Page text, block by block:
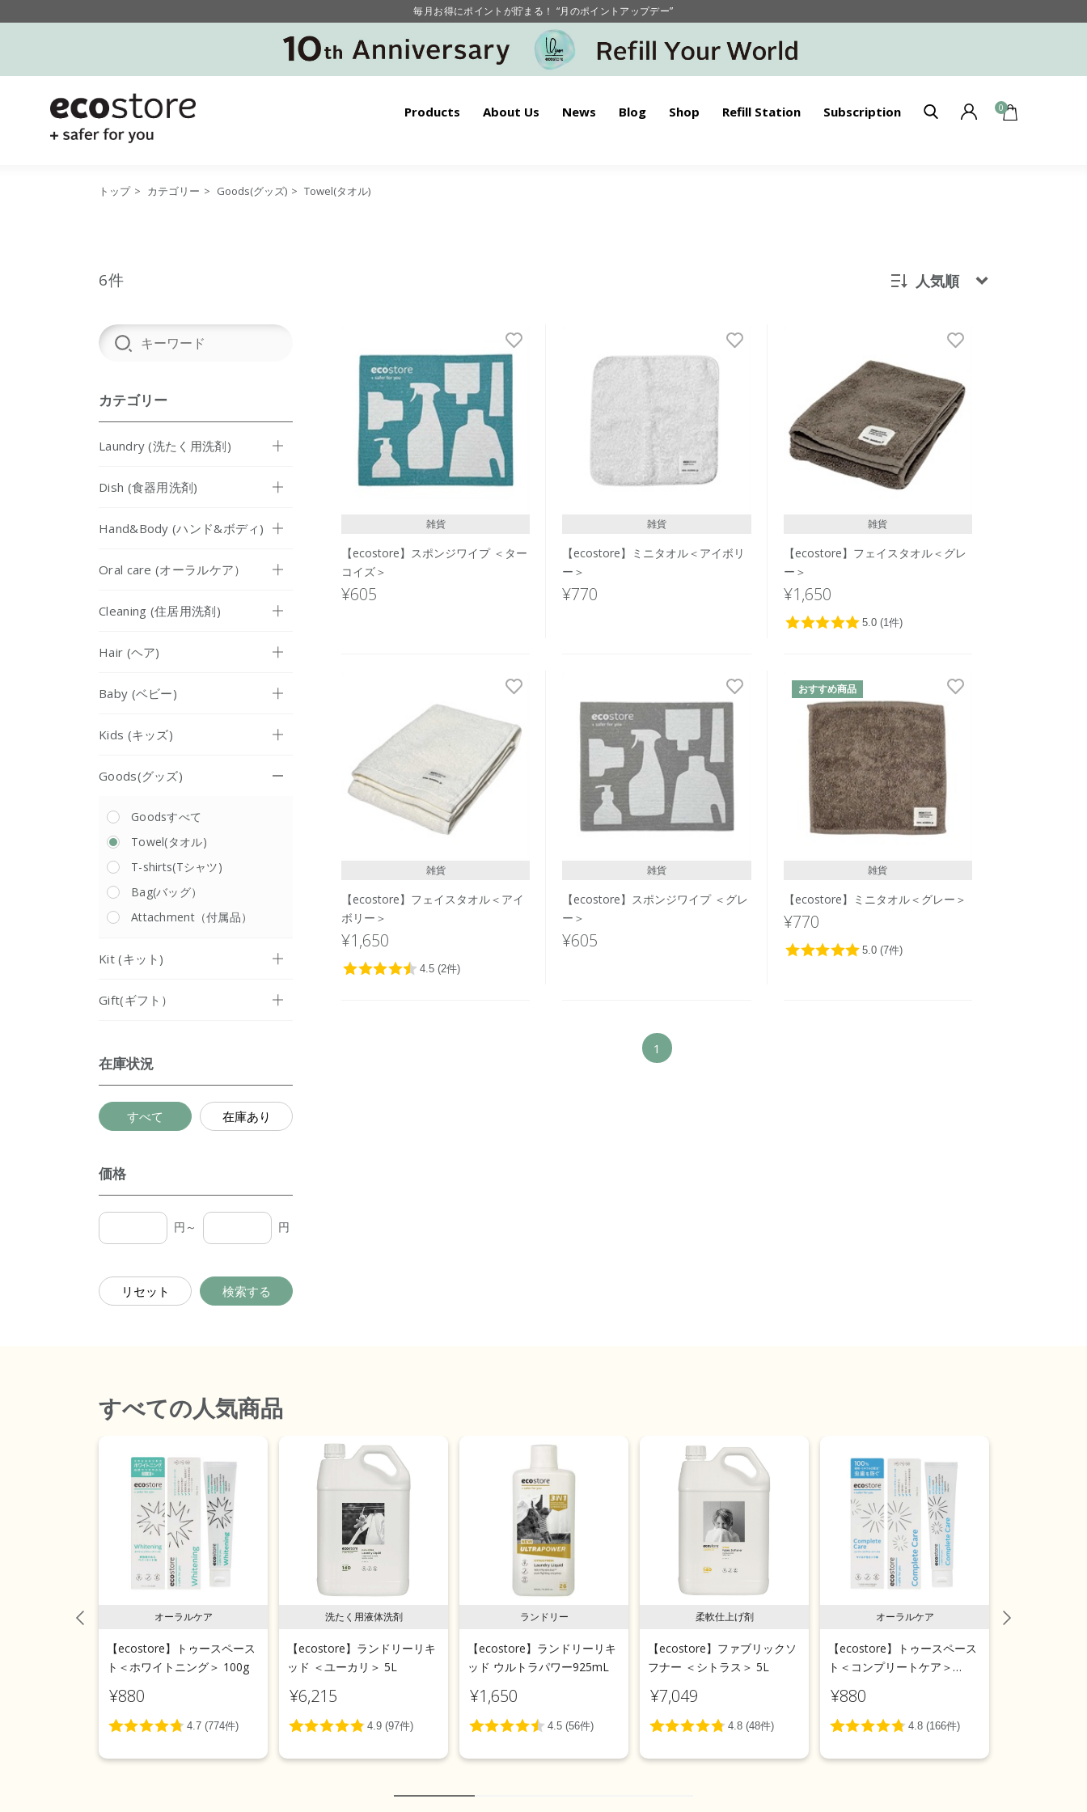
毎月お得にポイントが貯まる！ “月のポイントアップデー”
【重要】お盆期間中のお問い合わせと商品配送に関しまして
毎月お得にポイントが貯まる！ “月のポイントアップデー”
Products About Us News Blog Shop Refill Station Subscription 0
トップ > カテゴリー > Goods(グッズ) > Towel(タオル)
6件 人気順
価格が安い
価格が高い
レビューが多い順
レビュー評価が高い順
人気順
カテゴリー
Laundry (洗たく用洗剤)
Dish (食器用洗剤)
Hand&Body (ハンド&ボディ)
Oral care (オーラルケア）
Cleaning (住居用洗剤)
Hair (ヘア)
Baby (ベビー)
Kids (キッズ)
Goods(グッズ)
Goodsすべて
Towel(タオル)
T-shirts(Tシャツ)
Bag(バッグ）
Attachment（付属品）
Kit (キット)
Gift(ギフト）
在庫状況
すべて 在庫あり
価格
円～ 円
リセット 検索する
雑貨
【ecostore】スポンジワイプ ＜ター
コイズ＞
¥605
雑貨
【ecostore】ミニタオル＜アイボリ
ー＞
¥770
雑貨
【ecostore】フェイスタオル＜グレ
ー＞
¥1,650
雑貨
【ecostore】フェイスタオル＜アイ
ボリー＞
¥1,650
雑貨
【ecostore】スポンジワイプ ＜グレ
ー＞
¥605
おすすめ商品
雑貨
【ecostore】ミニタオル＜グレー＞
¥770
1
すべての人気商品
オーラルケア
【ecostore】トゥースペース
ト＜ホワイトニング＞ 100g
¥880
洗たく用液体洗剤
【ecostore】ランドリーリキ
ッド ＜ユーカリ＞ 5L
¥6,215
ランドリー
【ecostore】ランドリーリキ
ッド ウルトラパワー925mL
¥1,650
柔軟仕上げ剤
【ecostore】ファブリックソ
フナー ＜シトラス＞ 5L
¥7,049
オーラルケア
【ecostore】トゥースペース
ト＜コンプリートケア＞
¥880